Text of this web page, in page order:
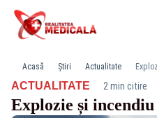
Acasă Știri Actualitate
ACTUALITATE· 2 min citire
Explozie și